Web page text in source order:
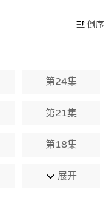
倒序
第24集
第21集
第18集
展开